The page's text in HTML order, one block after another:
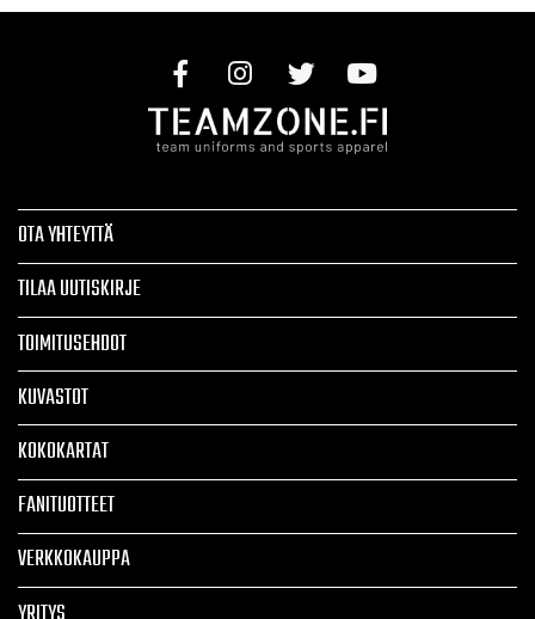
OTA YHTEYTTÄ
TILAA UUTISKIRJE
TOIMITUSEHDOT
KUVASTOT
KOKOKARTAT
FANITUOTTEET
VERKKOKAUPPA